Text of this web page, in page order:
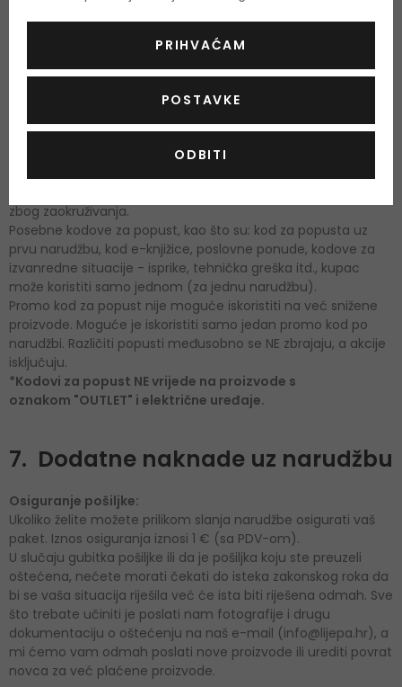
sadrže PDV. Cijene važe za sve kupce no samo i isključivo za
vrijeme trajanja pojedinačne ponude i u slučaju plaćanja
stranici Lijepe.
pravo promjene valjanosti cijena.
Cijene se zaokružuju na dva decimalna mjesta (1 cent).
zbog zaokruživanja.
Posebne kodove za popust, kao što su: kod za popusta uz
prvu narudžbu, kod e-knjižice, poslovne ponude, kodove za
izvanredne situacije - isprike, tehnička greška itd., kupac
može koristiti samo jednom (za jednu narudžbu).
Promo kod za popust nije moguće iskoristiti na već snižene
proizvode. Moguće je iskoristiti samo jedan promo kod po
narudžbi. Različiti popusti međusobno se NE zbrajaju, a akcije
isključuju.
*Kodovi za popust NE vrijede na proizvode s
oznakom "OUTLET" i električne uređaje.
7. Dodatne naknade uz narudžbu
Osiguranje pošiljke:
Ukoliko želite možete prilikom slanja narudžbe osigurati vaš
paket. Iznos osiguranja iznosi 1 € (sa PDV-om).
U slučaju gubitka pošiljke ili da je pošiljka koju ste preuzeli
oštećena, nećete morati čekati do isteka zakonskog roka da
bi se vaša situacija riješila već će ista biti riješena odmah. Sve
što trebate učiniti je poslati nam fotografije i drugu
dokumentaciju o oštećenju na naš e-mail (info@lijepa.hr), a
mi ćemo vam odmah poslati nove proizvode ili urediti povrat
novca za već plaćene proizvode.
PRIHVAĆAM
POSTAVKE
ODBITI